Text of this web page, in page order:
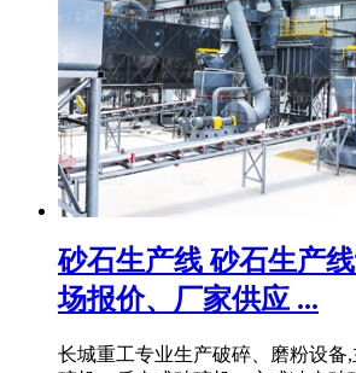
砂石生产线 砂石生产
场报价、厂家供应 ...
长城重工专业生产破碎、磨粉设备